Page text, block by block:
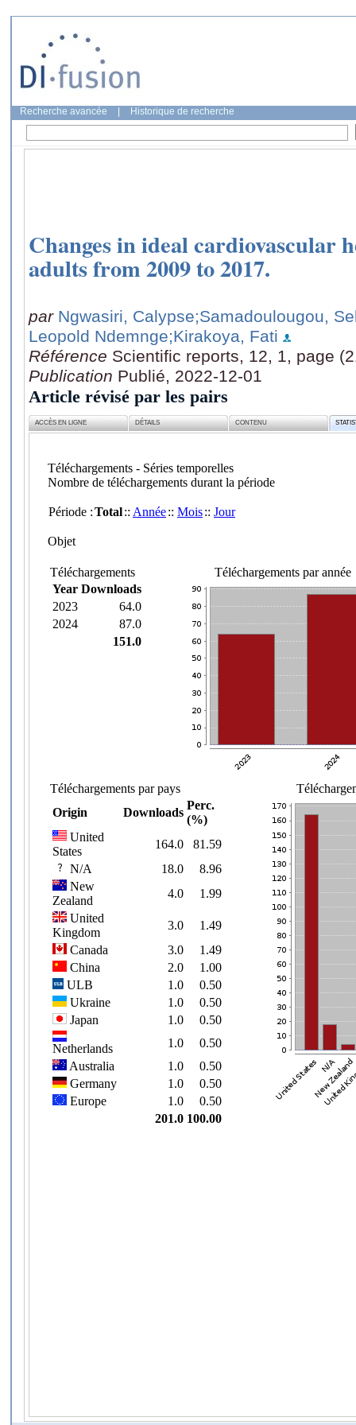
Recherche avancée Historique de recherche
Changes in ideal cardiovascular
adults from 2009 to 2017.
par Ngwasiri, Calypse;Samadoulougou,
Leopold Ndemnge;Kirakoya, Fati
Référence Scientific reports, 12, 1, page
Publication Publié, 2022-12-01
Article révisé par les pairs
ACCÈS EN LIGNE DÉTAILS CONTENU